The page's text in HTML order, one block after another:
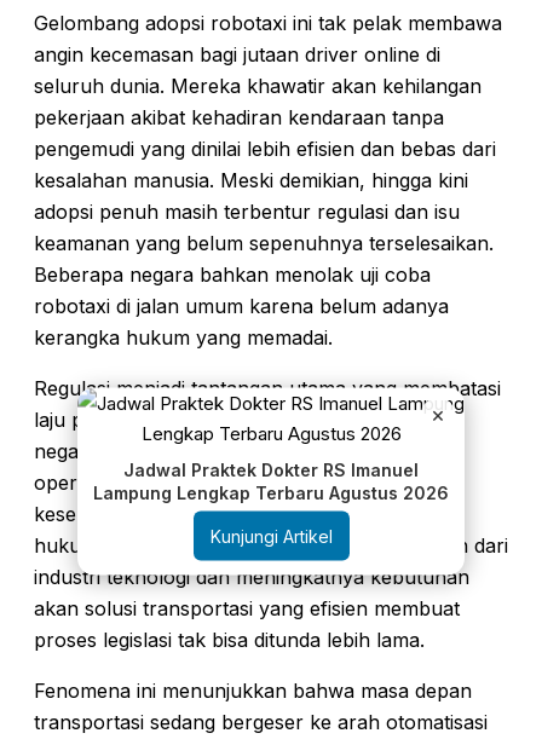
Gelombang adopsi robotaxi ini tak pelak membawa
angin kecemasan bagi jutaan driver online di
seluruh dunia. Mereka khawatir akan kehilangan
pekerjaan akibat kehadiran kendaraan tanpa
pengemudi yang dinilai lebih efisien dan bebas dari
kesalahan manusia. Meski demikian, hingga kini
adopsi penuh masih terbentur regulasi dan isu
keamanan yang belum sepenuhnya terselesaikan.
Beberapa negara bahkan menolak uji coba
robotaxi di jalan umum karena belum adanya
kerangka hukum yang memadai.
Regulasi menjadi tantangan utama yang membatasi
laju pertumbuhan industri robotaxi. Di banyak
negara, otoritas masih ragu memberikan izin
operasi secara luas karena kekhawatiran atas
keselamatan, asuransi, serta tanggung jawab
hukum jika terjadi kecelakaan. Namun, tekanan dari
industri teknologi dan meningkatnya kebutuhan
akan solusi transportasi yang efisien membuat
proses legislasi tak bisa ditunda lebih lama.
Fenomena ini menunjukkan bahwa masa depan
transportasi sedang bergeser ke arah otomatisasi
×
Jadwal Praktek Dokter RS Imanuel
Lampung Lengkap Terbaru Agustus 2026
Kunjungi Artikel